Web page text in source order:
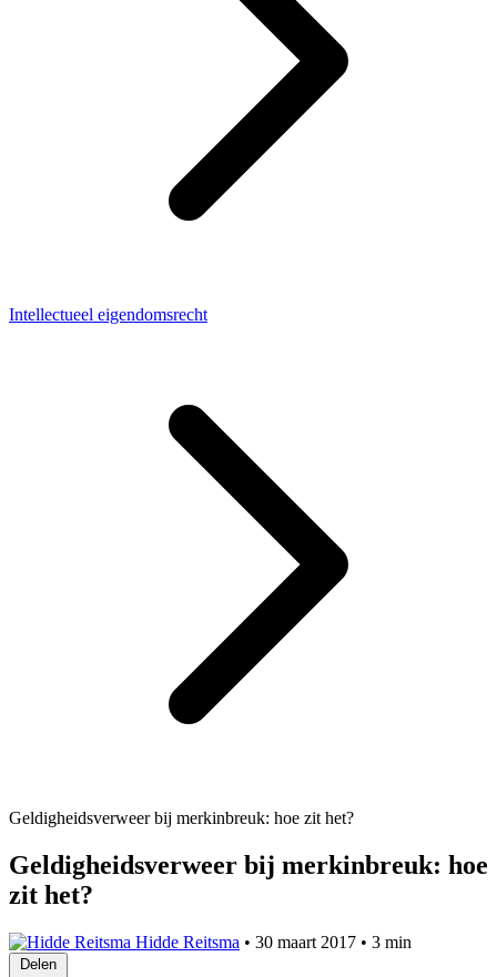
Intellectueel eigendomsrecht
Geldigheidsverweer bij merkinbreuk: hoe zit het?
Geldigheidsverweer bij merkinbreuk: hoe
zit het?
Hidde Reitsma • 30 maart 2017 • 3 min